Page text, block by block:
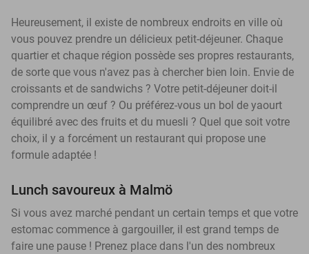
Heureusement, il existe de nombreux endroits en ville où
vous pouvez prendre un délicieux petit-déjeuner. Chaque
quartier et chaque région possède ses propres restaurants,
de sorte que vous n'avez pas à chercher bien loin. Envie de
croissants et de sandwichs ? Votre petit-déjeuner doit-il
comprendre un œuf ? Ou préférez-vous un bol de yaourt
équilibré avec des fruits et du muesli ? Quel que soit votre
choix, il y a forcément un restaurant qui propose une
formule adaptée !
Lunch savoureux à Malmö
Si vous avez marché pendant un certain temps et que votre
estomac commence à gargouiller, il est grand temps de
faire une pause ! Prenez place dans l'un des nombreux